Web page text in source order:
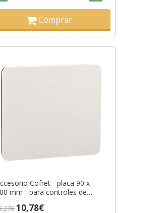
Comprar
Cofret - placa 90 x
mm - para controles de
Electric [PLAZO 3-6
10,78€